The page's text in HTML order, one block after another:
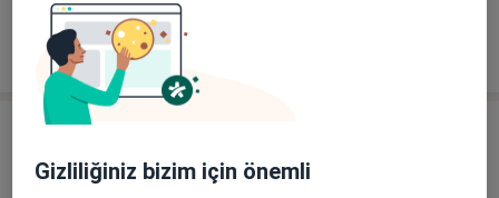
Sigortalar
Sağlık sigortası anlaşma bilgisi bulunmamaktadır.
Gizliliğiniz bizim için önemli